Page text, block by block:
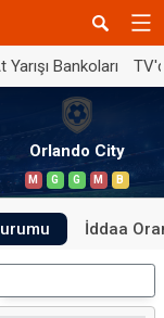
Yarışı Bankoları
Orlando City
M G G M B
İddaa